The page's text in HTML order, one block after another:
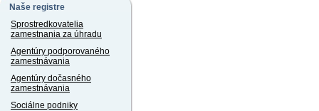
Naše registre
Sprostredkovatelia
zamestnania za úhradu
Agentúry podporovaného
zamestnávania
Agentúry dočasného
zamestnávania
Sociálne podniky